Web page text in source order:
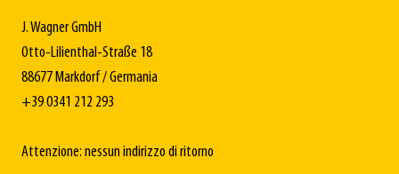
J. Wagner GmbH
Otto-Lilienthal-Straße 18
88677 Markdorf / Germania
+39 0341 212 293
Attenzione: nessun indirizzo di ritorno